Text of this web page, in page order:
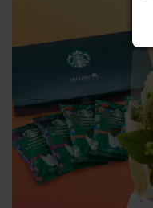
アレ
chomo
用途：
誕生